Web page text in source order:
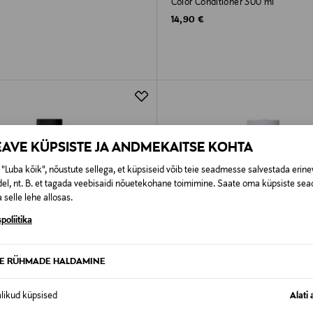
KÜPSISTE JA ANDMEKAITSE KOHTA
"Luba kõik", nõustute sellega, et küpsiseid võib teie seadmesse salvestada
nt. B. et tagada veebisaidi nõuetekohane toimimine. Saate oma küpsiste
selle lehe allosas.
RÜHMADE HALDAMINE
küpsised Alati
Color Conditioner 300 ml
Original Price
14,90 €